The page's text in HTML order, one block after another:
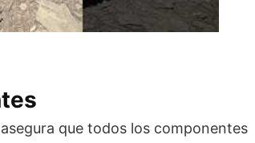
que todos los componentes